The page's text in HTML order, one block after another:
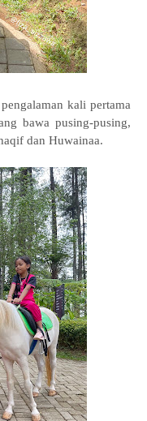
kali pertama
bawa pusing-pusing,
dan Huwainaa.